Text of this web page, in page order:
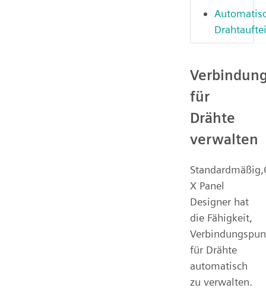
für
Drähte
verwalten
X Panel
Designer hat
die Fähigkeit,
für Drähte
automatisch
zu verwalten.